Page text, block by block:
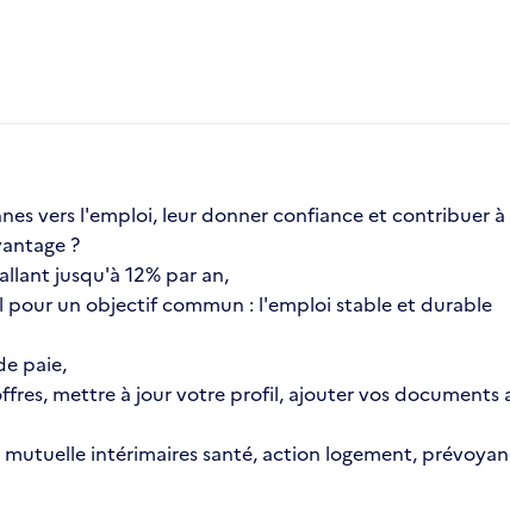
vers l'emploi, leur donner confiance et contribuer
?
jusqu'à 12% par an,
pour un objectif commun : l'emploi stable et durable
paie,
mettre à jour votre profil, ajouter vos
intérimaires santé, action logement,